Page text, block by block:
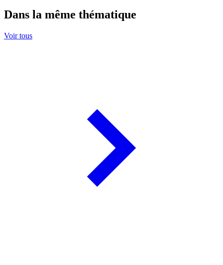
Dans la même thématique
Voir tous